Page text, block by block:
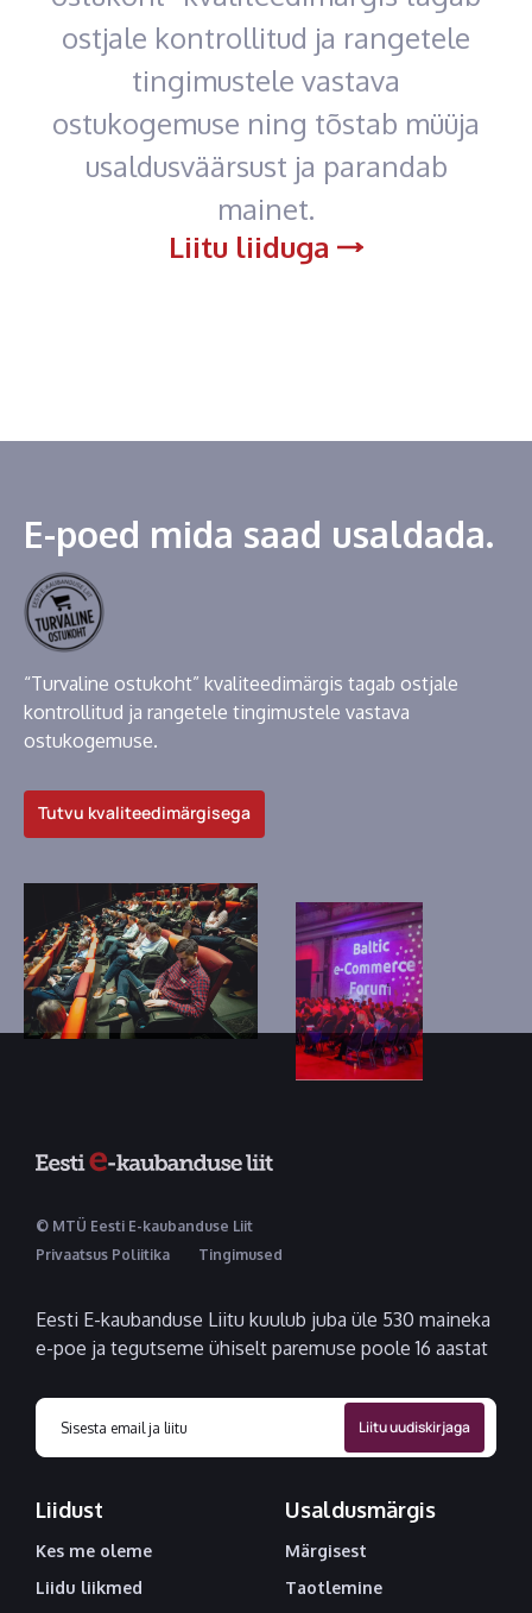
ostjale kontrollitud ja rangetele
tingimustele vastava
ostukogemuse ning tõstab müüja
usaldusväärsust ja parandab
mainet.
Liitu liiduga
E-poed mida saad usaldada.
“Turvaline ostukoht” kvaliteedimärgis tagab ostjale
kontrollitud ja rangetele tingimustele vastava
ostukogemuse.
Tutvu kvaliteedimärgisega
© MTÜ Eesti E-kaubanduse Liit
Privaatsus Poliitika
Tingimused
Eesti E-kaubanduse Liitu kuulub juba üle 530 maineka
e-poe ja tegutseme ühiselt paremuse poole 16 aastat
Liidust
Kes me oleme
Liidu liikmed
Usaldusmärgis
Märgisest
Taotlemine